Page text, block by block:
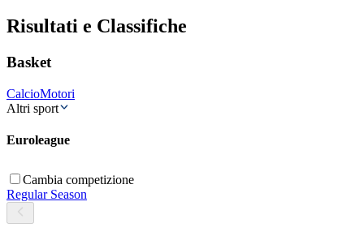
Risultati e Classifiche
Basket
CalcioMotori
Altri sport
Euroleague
Cambia competizione
Regular Season